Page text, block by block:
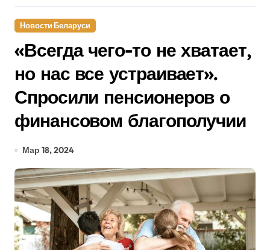
Новости Беларуси
«Всегда чего-то не хватает,
но нас все устраивает».
Спросили пенсионеров о
финансовом благополучии
Мар 18, 2024